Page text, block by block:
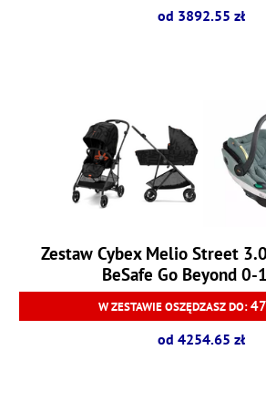
od 3892.55 zł
Zestaw Cybex Melio Street
BeSafe Go Beyond 0-
W ZESTAWIE OSZĘDZASZ DO:
od 4254.65 zł